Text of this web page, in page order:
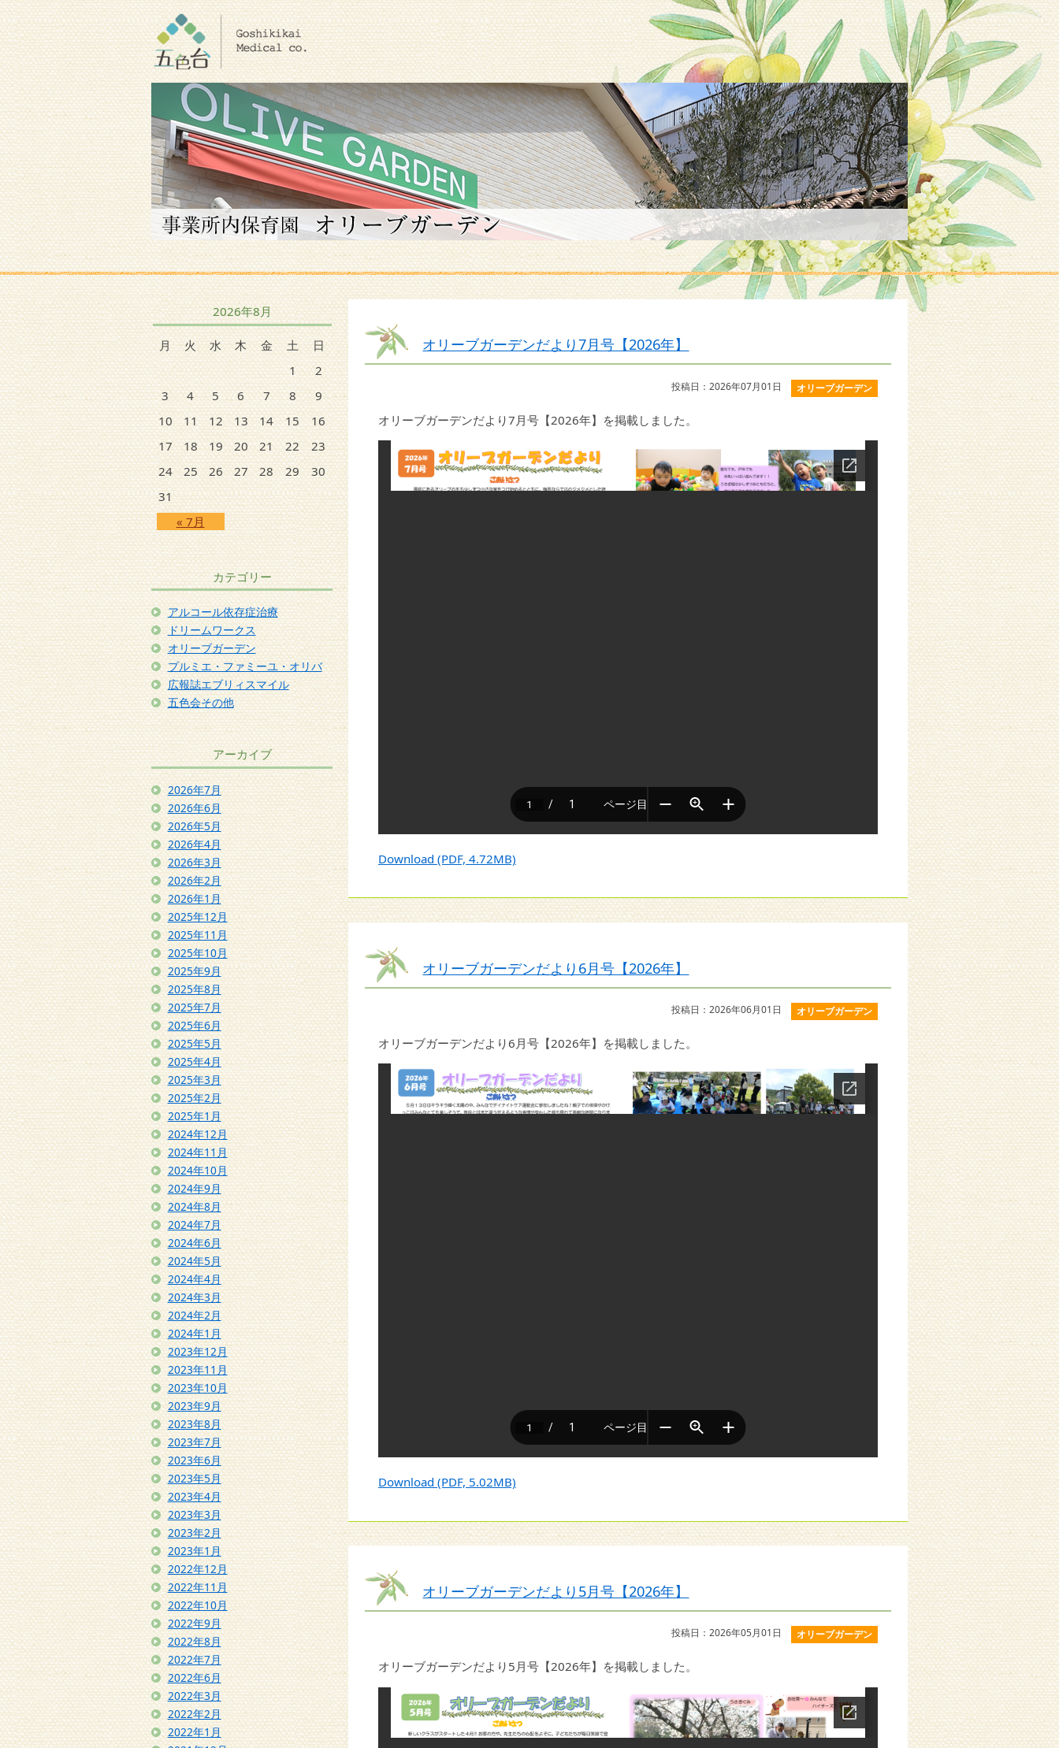
オリーブガーデンだより7月号【2026年】
オリーブガーデン
投稿日：2026年07月01日
オリーブガーデンだより7月号【2026年】を掲載しました。
Download (PDF, 4.72MB)
オリーブガーデンだより6月号【2026年】
オリーブガーデン
投稿日：2026年06月01日
オリーブガーデンだより6月号【2026年】を掲載しました。
Download (PDF, 5.02MB)
オリーブガーデンだより5月号【2026年】
オリーブガーデン
投稿日：2026年05月01日
オリーブガーデンだより5月号【2026年】を掲載しました。
2026年8月
月 火 水 木 金 土 日
« 7月
1
2
3
4 5 6 7 8
9
10
11 12 13 14 15
16
17
18 19 20 21 22
23
24
25 26 27 28 29
30
31
カテゴリー
アルコール依存症治療
ドリームワークス
オリーブガーデン
プルミエ・ファミーユ・オリバ
広報誌エブリィスマイル
五色会その他
アーカイブ
2026年7月
2026年6月
2026年5月
2026年4月
2026年3月
2026年2月
2026年1月
2025年12月
2025年11月
2025年10月
2025年9月
2025年8月
2025年7月
2025年6月
2025年5月
2025年4月
2025年3月
2025年2月
2025年1月
2024年12月
2024年11月
2024年10月
2024年9月
2024年8月
2024年7月
2024年6月
2024年5月
2024年4月
2024年3月
2024年2月
2024年1月
2023年12月
2023年11月
2023年10月
2023年9月
2023年8月
2023年7月
2023年6月
2023年5月
2023年4月
2023年3月
2023年2月
2023年1月
2022年12月
2022年11月
2022年10月
2022年9月
2022年8月
2022年7月
2022年6月
2022年3月
2022年2月
2022年1月